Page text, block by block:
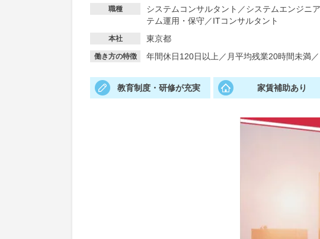
職種 システムコンサルタント ／システムエンジニア
テム運用・保守／ITコンサルタント
本社 東京都
働き方の特徴 年間休日120日以上 ／ 月平均残業20時間未満／
教育制度・研修が充実 家賃補助あり